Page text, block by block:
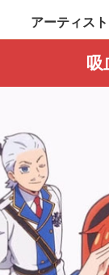
アーティス
吸